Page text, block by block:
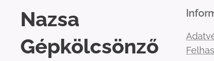
Nazsa
Gépkölcsönző